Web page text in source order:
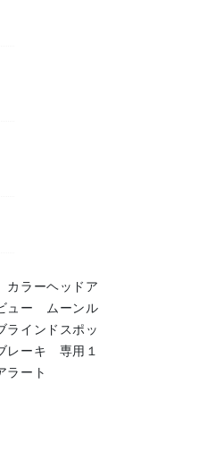
カラーヘッドア
ュー ムーンル
インドスポッ
レーキ 専用１
ラート